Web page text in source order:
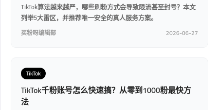
TikTok算法越来越严，哪些刷粉方式会导致限流甚至封号？本文
列举5大雷区，并推荐唯一安全的真人服务方案。
买粉呀编辑部 2026-06-27
TikTok
TikTok千粉账号怎么快速搞？从零到1000粉最快方
法